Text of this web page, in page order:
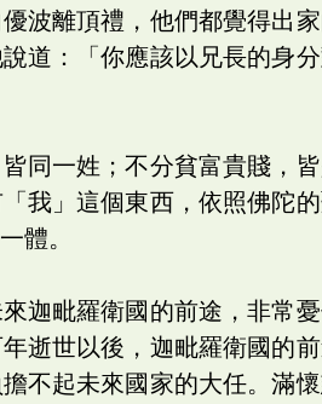
波離頂禮，他們都覺得出
道：「你應該以兄長的身
同一姓；不分貧富貴賤，
我」這個東西，依照佛陀
體。
迦毗羅衛國的前途，非常
逝世以後，迦毗羅衛國的
不起未來國家的大任。滿